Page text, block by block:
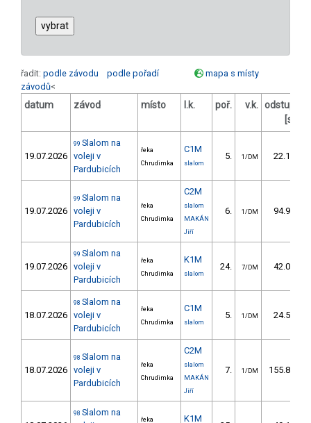
řadit: podle závodu podle pořadí
mapa s místy
závodů<
datum závod místo l.k. poř. v.k. odstup
[s]
19.07.2026
99 Slalom na
voleji v
Pardubicích
řeka
Chrudimka
C1M
slalom
5. 1/DM 22.10
19.07.2026
99 Slalom na
voleji v
Pardubicích
řeka
Chrudimka
C2M
slalom
MAKÁN
Jiří
6. 1/DM 94.90
19.07.2026
99 Slalom na
voleji v
Pardubicích
řeka
Chrudimka
K1M
slalom
24. 7/DM 42.00
18.07.2026
98 Slalom na
voleji v
Pardubicích
řeka
Chrudimka
C1M
slalom
5. 1/DM 24.50
18.07.2026
98 Slalom na
voleji v
Pardubicích
řeka
Chrudimka
C2M
slalom
MAKÁN
Jiří
7. 1/DM 155.80
98 Slalom na
řeka
K1M